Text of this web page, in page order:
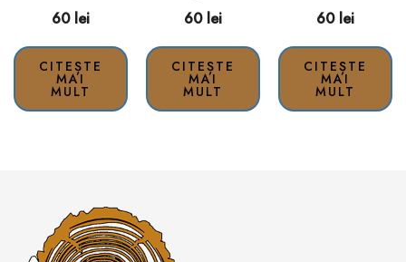
60 lei
CITEȘTE
MAI
MULT
60 lei
CITEȘTE
MAI
MULT
60 lei
CITEȘTE
MAI
MULT